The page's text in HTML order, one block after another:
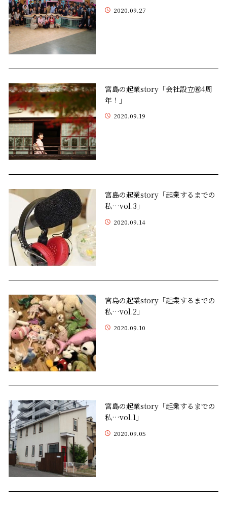
2020.09.27
宮島の起業story「会社設立㊗4周
年！」
2020.09.19
宮島の起業story「起業するまでの
私…vol.3」
2020.09.14
宮島の起業story「起業するまでの
私…vol.2」
2020.09.10
宮島の起業story「起業するまでの
私…vol.1」
2020.09.05